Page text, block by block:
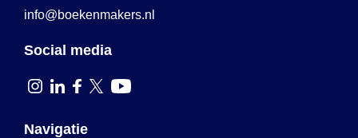
info@boekenmakers.nl
Social media
Navigatie